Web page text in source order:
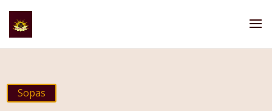
Sopas